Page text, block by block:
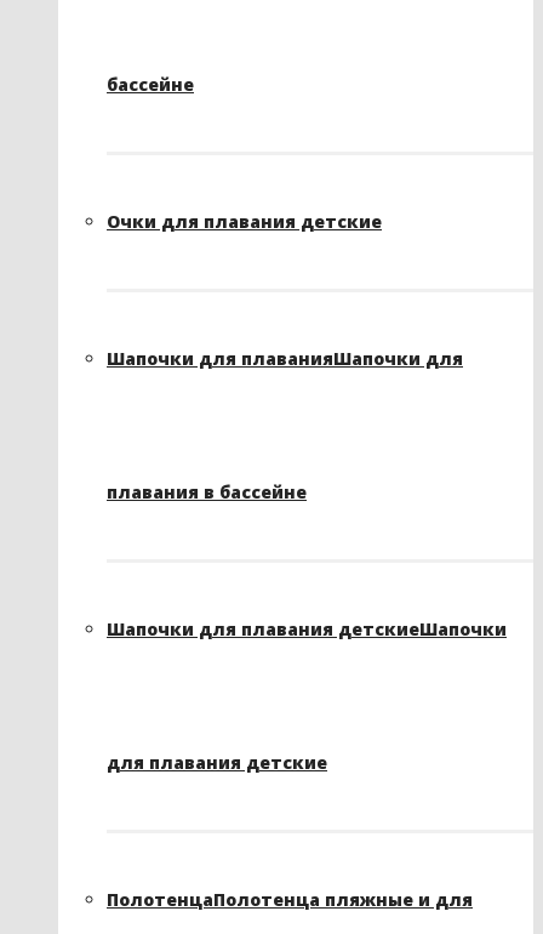
бассейне
Очки для плавания детские
Шапочки для плаванияШапочки для
плавания в бассейне
Шапочки для плавания детскиеШапочки
для плавания детские
ПолотенцаПолотенца пляжные и для